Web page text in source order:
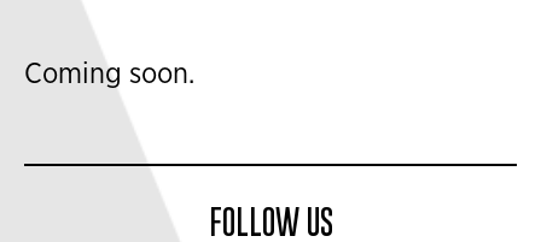
Coming soon.
FOLLOW US